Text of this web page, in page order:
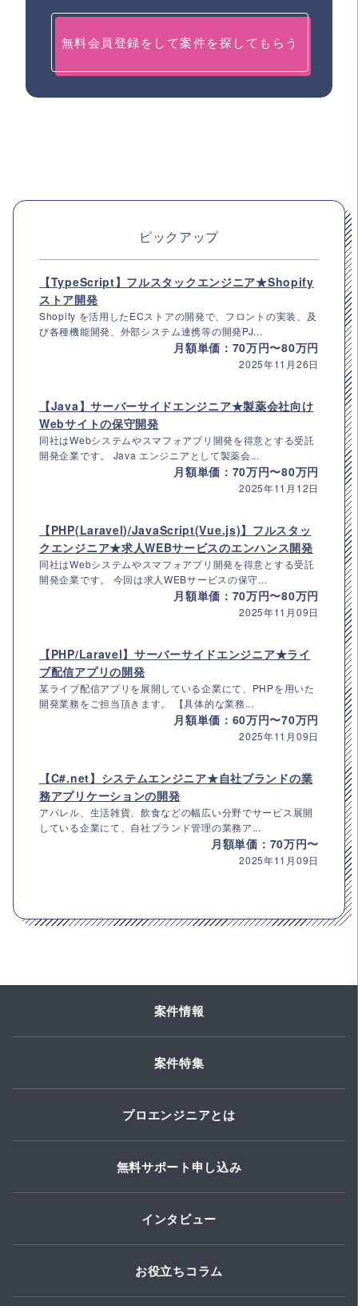
無料会員登録をして案件を探してもらう
ピックアップ
【TypeScript】フルスタックエンジニア★Shopify
ストア開発
Shopify を活用したECストアの開発で、フロントの実装、及
び各種機能開発、外部システム連携等の開発PJ...
月額単価：70万円〜80万円
2025年11月26日
【Java】サーバーサイドエンジニア★製薬会社向け
Webサイトの保守開発
同社はWebシステムやスマフォアプリ開発を得意とする受託
開発企業です。 Java エンジニアとして製薬会...
月額単価：70万円〜80万円
2025年11月12日
【PHP(Laravel)/JavaScript(Vue.js)】フルスタッ
クエンジニア★求人WEBサービスのエンハンス開発
同社はWebシステムやスマフォアプリ開発を得意とする受託
開発企業です。 今回は求人WEBサービスの保守...
月額単価：70万円〜80万円
2025年11月09日
【PHP/Laravel】サーバーサイドエンジニア★ライ
ブ配信アプリの開発
某ライブ配信アプリを展開している企業にて、PHPを用いた
開発業務をご担当頂きます。 【具体的な業務...
月額単価：60万円〜70万円
2025年11月09日
【C#.net】システムエンジニア★自社ブランドの業
務アプリケーションの開発
アパレル、生活雑貨、飲食などの幅広い分野でサービス展開
している企業にて、自社ブランド管理の業務ア...
月額単価：70万円〜
2025年11月09日
案件情報
案件特集
プロエンジニアとは
無料サポート申し込み
インタビュー
お役立ちコラム